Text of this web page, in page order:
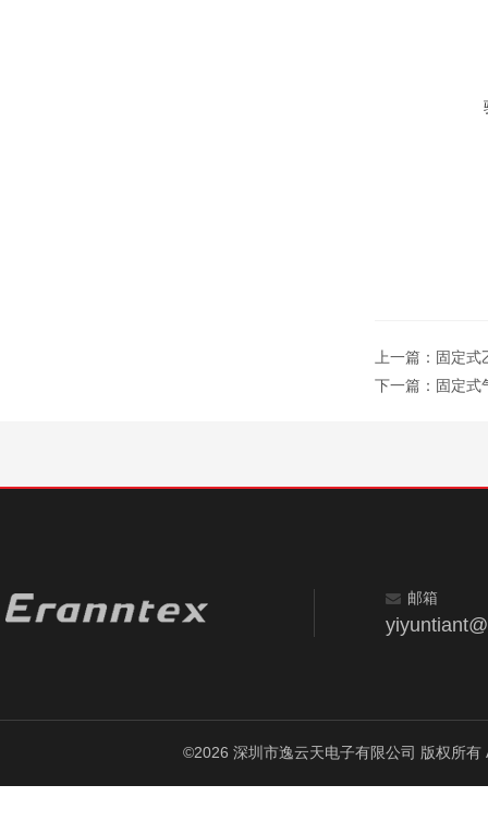
上一篇： 固定式
下一篇： 固定式
邮箱
©2026 深圳市逸云天电子有限公司 版权所有